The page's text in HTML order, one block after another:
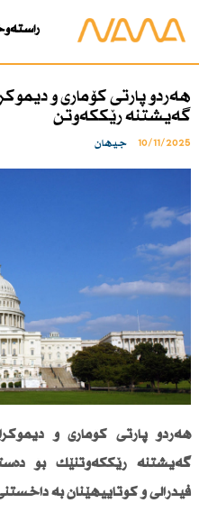
هەردو پارتی كۆماری و
گەیشتنە رێككەوتن
10/11/2025 جیهان
هەردو پارتی كۆماری و
گەیشتنە رێككەوتنێك بۆ
فیدراڵی و كۆتاییهێنان بە